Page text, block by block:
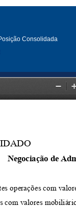
Consolidada